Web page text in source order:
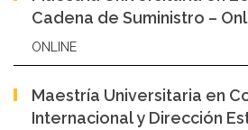
Cadena de Suministro –
ONLINE
Maestría Universitaria en
Internacional y Dirección